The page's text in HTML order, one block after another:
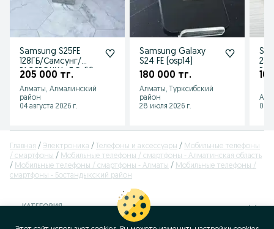
Samsung S25FE
128ГБ/Самсунг/
РАССРОЧКА ДО 60
Ломбард"
205 000 тг.
Алматы, Алмалинский
район
04 августа 2026 г.
Samsung Galaxy
S24 FE (osp14)
180 000 тг.
Алматы, Турксибский
район
28 июля 2026 г.
05
Главная Электроника Телефоны и аксессуары
Мобильные телефоны
/ смартфоны
Мобильные телефоны / смартфоны - Алматинская область
Мобильные телефоны / смартфоны - Алматы
Мобильные телефоны /
смартфоны - Бостандыкский район
КАТЕГОРИЯ